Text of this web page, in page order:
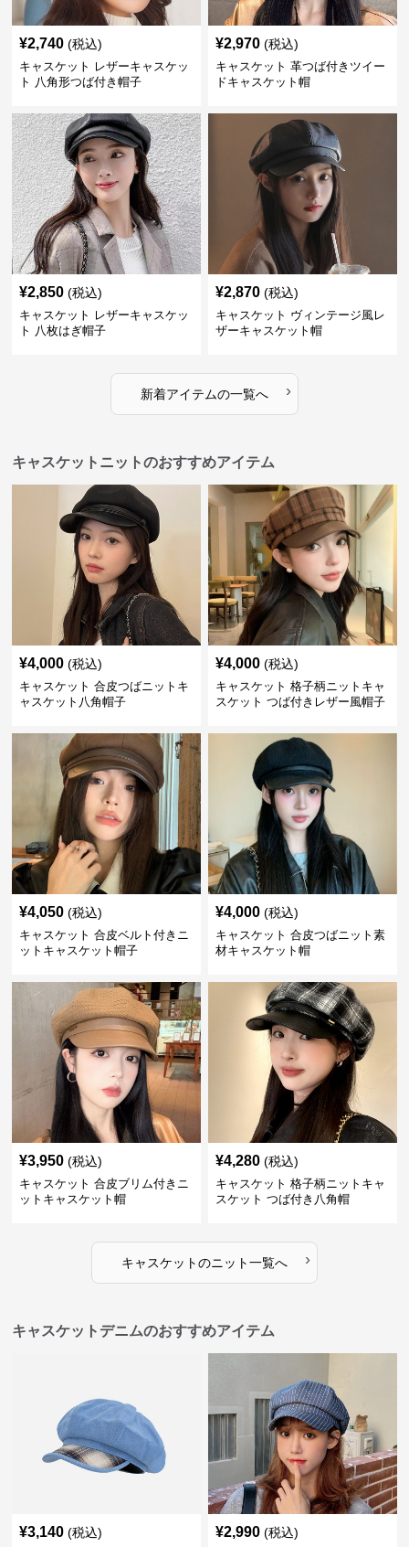
¥2,740 (税込)
キャスケット レザーキャスケッ
ト 八角形つば付き帽子
¥2,970 (税込)
キャスケット 革つば付きツイー
ドキャスケット帽
¥2,850 (税込)
キャスケット レザーキャスケッ
ト 八枚はぎ帽子
¥2,870 (税込)
キャスケット ヴィンテージ風レ
ザーキャスケット帽
新着アイテムの一覧へ ›
キャスケットニットのおすすめアイテム
¥4,000 (税込)
キャスケット 合皮つばニットキ
ャスケット八角帽子
¥4,000 (税込)
キャスケット 格子柄ニットキャ
スケット つば付きレザー風帽子
¥4,050 (税込)
キャスケット 合皮ベルト付きニ
ットキャスケット帽子
¥4,000 (税込)
キャスケット 合皮つばニット素
材キャスケット帽
¥3,950 (税込)
キャスケット 合皮ブリム付きニ
ットキャスケット帽
¥4,280 (税込)
キャスケット 格子柄ニットキャ
スケット つば付き八角帽
キャスケットのニット一覧へ ›
キャスケットデニムのおすすめアイテム
¥3,140 (税込) ¥2,990 (税込)